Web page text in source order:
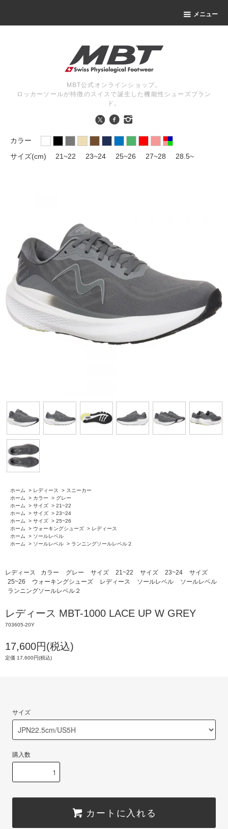
メニュー
MBT公式オンラインショップ。
ロッカーソールが特徴のスイスで誕生した機能性シューズブラン
ド。
カラー
サイズ(cm)
21~22 23~24 25~26 27~28 28.5~
ホーム > レディース > スニーカー
ホーム
> カラー > グレー
ホーム
> サイズ > 21~22
ホーム
> サイズ > 23~24
ホーム
> サイズ > 25~26
ホーム
> ウォーキングシューズ > レディース
ホーム
> ソールレベル
ホーム
> ソールレベル > ランニングソールレベル２
レディース カラー グレー サイズ 21~22 サイズ 23~24
サイズ
25~26
ウォーキングシューズ レディース ソールレベル
ソールレベル
ランニングソールレベル２
レディース MBT-1000 LACE UP W GREY
703605-20Y
17,600円(税込)
定価 17,600円(税込)
サイズ
購入数
カートに入れる